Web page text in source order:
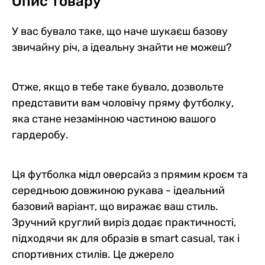
У вас бувало таке, що наче шукаєш базову
звичайну річ, а ідеальну знайти не можеш?
Отже, якщо в тебе таке бувало, дозвольте
представити вам чоловічу пряму футболку,
яка стане незамінною частиною вашого
гардеробу.
Ця футболка мідл оверсайз з прямим кроєм та
середньою довжиною рукава - ідеальний
базовий варіант, що виражає ваш стиль.
Зручний круглий виріз додає практичності,
підходячи як для образів в smart casual, так і
спортивних стилів. Це джерело